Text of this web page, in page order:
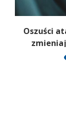
Oszuści